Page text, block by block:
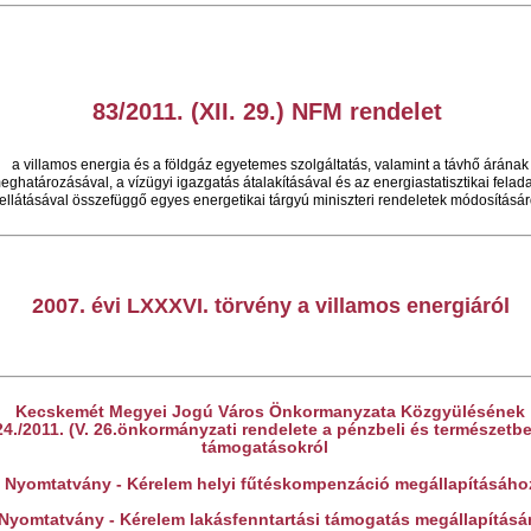
83/2011. (XII. 29.) NFM rendelet
a villamos energia és a földgáz egyetemes szolgáltatás, valamint a távhő árának
a vízügyi igazgatás átalakításával és az energiastatisztikai
ellátásával összefüggő egyes energetikai tárgyú miniszteri rendeletek
2007. évi LXXXVI. törvény a villamos energiáról
Kecskemét Megyei Jogú Város Önkormanyzata Közgyülésének
2011. (V. 26.önkormányzati rendelete a pénzbeli és
támogatásokról
Nyomtatvány - Kérelem helyi fűtéskompenzáció
- Kérelem lakásfenntartási támogatás